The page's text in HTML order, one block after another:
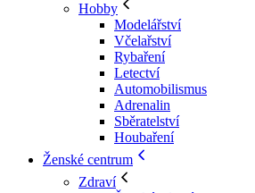
Hobby
Modelářství
Včelařství
Rybaření
Letectví
Automobilismus
Adrenalin
Sběratelství
Houbaření
Ženské centrum
Zdraví